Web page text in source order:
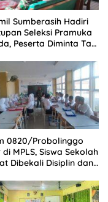
Sumberasih Hadiri
Seleksi Pramuka
Peserta Diminta Tak
0820/Probolinggo
MPLS, Siswa Sekolah
Dibekali Disiplin dan